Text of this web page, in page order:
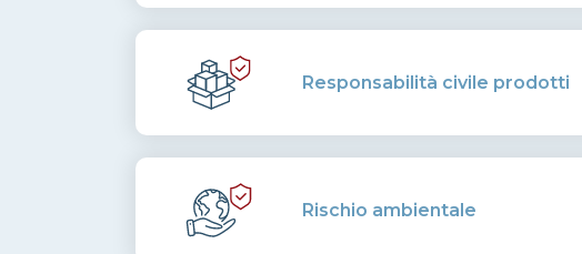
Responsabilità civile prodotti
Rischio ambientale